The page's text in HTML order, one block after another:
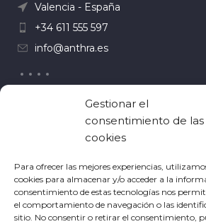
Gestionar el
consentimiento de las
cookies
Para ofrecer las mejores experiencias,
cookies para almacenar y/o acceder a la
consentimiento de estas tecnologías nos
el comportamiento de navegación o las
sitio. No consentir o retirar el consentimiento,
Valencia - España
+34 611 555 597
info@anthra.es
¿Necesitas ayuda?
Comprar
Devoluciones